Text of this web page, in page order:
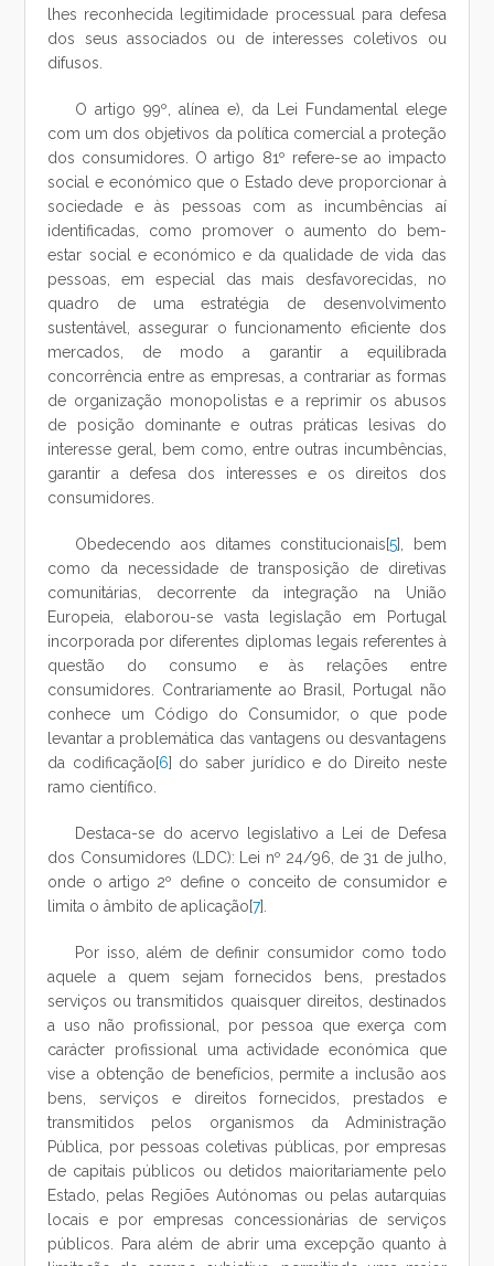
lhes reconhecida legitimidade processual para defesa
dos seus associados ou de interesses coletivos ou
difusos.
O artigo 99º, alínea e), da Lei Fundamental elege
com um dos objetivos da política comercial a proteção
dos consumidores. O artigo 81º refere-se ao impacto
social e económico que o Estado deve proporcionar à
sociedade e às pessoas com as incumbências aí
identificadas, como promover o aumento do bem-
estar social e económico e da qualidade de vida das
pessoas, em especial das mais desfavorecidas, no
quadro de uma estratégia de desenvolvimento
sustentável, assegurar o funcionamento eficiente dos
mercados, de modo a garantir a equilibrada
concorrência entre as empresas, a contrariar as formas
de organização monopolistas e a reprimir os abusos
de posição dominante e outras práticas lesivas do
interesse geral, bem como, entre outras incumbências,
garantir a defesa dos interesses e os direitos dos
consumidores.
Obedecendo aos ditames constitucionais[5], bem
como da necessidade de transposição de diretivas
comunitárias, decorrente da integração na União
Europeia, elaborou-se vasta legislação em Portugal
incorporada por diferentes diplomas legais referentes à
questão do consumo e às relações entre
consumidores. Contrariamente ao Brasil, Portugal não
conhece um Código do Consumidor, o que pode
levantar a problemática das vantagens ou desvantagens
da codificação[6] do saber jurídico e do Direito neste
ramo científico.
Destaca-se do acervo legislativo a Lei de Defesa
dos Consumidores (LDC): Lei nº 24/96, de 31 de julho,
onde o artigo 2º define o conceito de consumidor e
limita o âmbito de aplicação[7].
Por isso, além de definir consumidor como todo
aquele a quem sejam fornecidos bens, prestados
serviços ou transmitidos quaisquer direitos, destinados
a uso não profissional, por pessoa que exerça com
carácter profissional uma actividade económica que
vise a obtenção de benefícios, permite a inclusão aos
bens, serviços e direitos fornecidos, prestados e
transmitidos pelos organismos da Administração
Pública, por pessoas coletivas públicas, por empresas
de capitais públicos ou detidos maioritariamente pelo
Estado, pelas Regiões Autónomas ou pelas autarquias
locais e por empresas concessionárias de serviços
públicos. Para além de abrir uma excepção quanto à